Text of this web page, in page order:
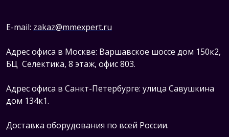
E-mail: zakaz@mmexpert.ru
Адрес офиса в Москве: Варшавское шоссе дом 150к2,
БЦ Селектика, 8 этаж, офис 803.
Адрес офиса в Санкт-Петербурге: улица Савушкина
дом 134к1.
Доставка оборудования по всей России.